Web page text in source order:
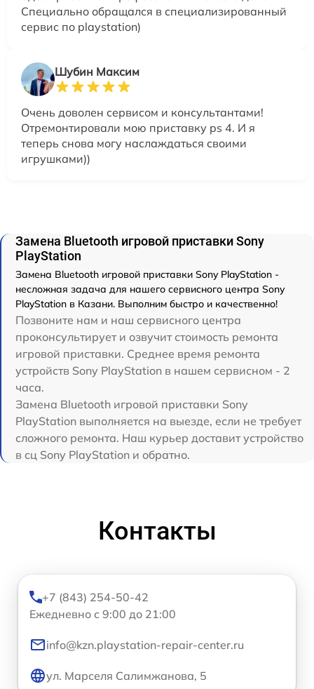
Специально обращался в специализированный
сервис по playstation)
Шубин Максим
Очень доволен сервисом и консультантами!
Отремонтировали мою приставку ps 4. И я
теперь снова могу наслаждаться своими
игрушками))
Замена Bluetooth игровой приставки Sony
PlayStation
Замена Bluetooth игровой приставки Sony PlayStation -
несложная задача для нашего сервисного центра Sony
PlayStation в Казани. Выполним быстро и качественно!
Позвоните нам и наш сервисного центра
проконсультирует и озвучит стоимость ремонта
игровой приставки. Среднее время ремонта
устройств Sony PlayStation в нашем сервисном - 2
часа.
Замена Bluetooth игровой приставки Sony
PlayStation выполняется на выезде, если не требует
сложного ремонта. Наш курьер доставит устройство
в сц Sony PlayStation и обратно.
Контакты
+7 (843) 254-50-42
Ежедневно с 9:00 до 21:00
info@kzn.playstation-repair-center.ru
ул. Марселя Салимжанова, 5